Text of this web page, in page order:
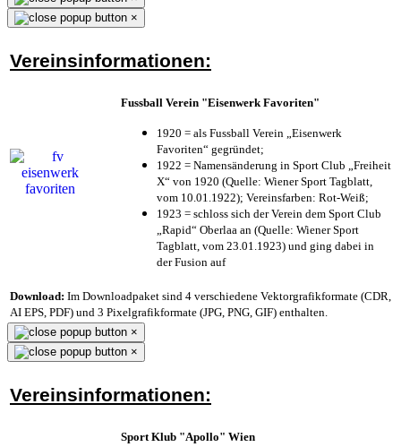
×
Vereinsinformationen:
Fussball Verein "Eisenwerk Favoriten"
1920 = als Fussball Verein „Eisenwerk
Favoriten“ gegründet;
1922 = Namensänderung in Sport Club „Freiheit
X“ von 1920 (Quelle: Wiener Sport Tagblatt,
vom 10.01.1922); Vereinsfarben: Rot-Weiß;
1923 = schloss sich der Verein dem Sport Club
„Rapid“ Oberlaa an (Quelle: Wiener Sport
Tagblatt, vom 23.01.1923) und ging dabei in
der Fusion auf
Download: Im Downloadpaket sind 4 verschiedene Vektorgrafikformate (CDR,
AI EPS, PDF) und 3 Pixelgrafikformate (JPG, PNG, GIF) enthalten.
×
×
Vereinsinformationen:
Sport Klub "Apollo" Wien